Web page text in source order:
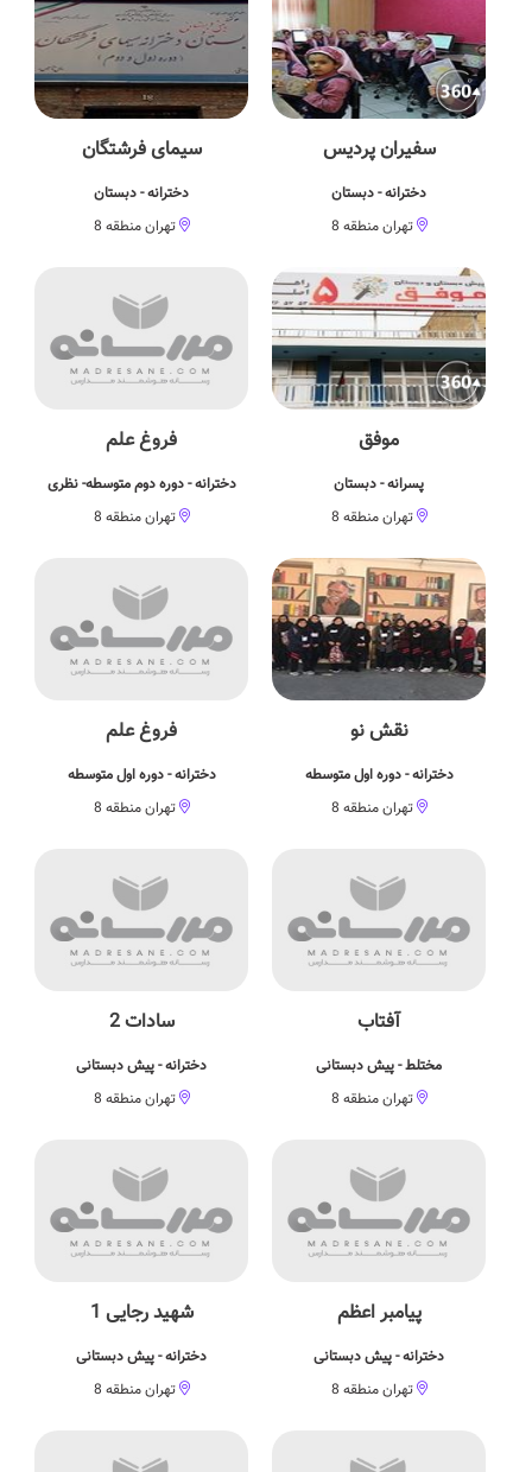
سفیران پردیس
دخترانه - دبستان
تهران منطقه 8
سیمای فرشتگان
دخترانه - دبستان
تهران منطقه 8
موفق
پسرانه - دبستان
تهران منطقه 8
فروغ علم
دخترانه - دوره دوم متوسطه- نظری
تهران منطقه 8
نقش نو
دخترانه - دوره اول متوسطه
تهران منطقه 8
فروغ علم
دخترانه - دوره اول متوسطه
تهران منطقه 8
آفتاب
مختلط - پیش دبستانی
تهران منطقه 8
سادات 2
دخترانه - پیش دبستانی
تهران منطقه 8
پیامبر اعظم
دخترانه - پیش دبستانی
تهران منطقه 8
شهید رجایی 1
دخترانه - پیش دبستانی
تهران منطقه 8